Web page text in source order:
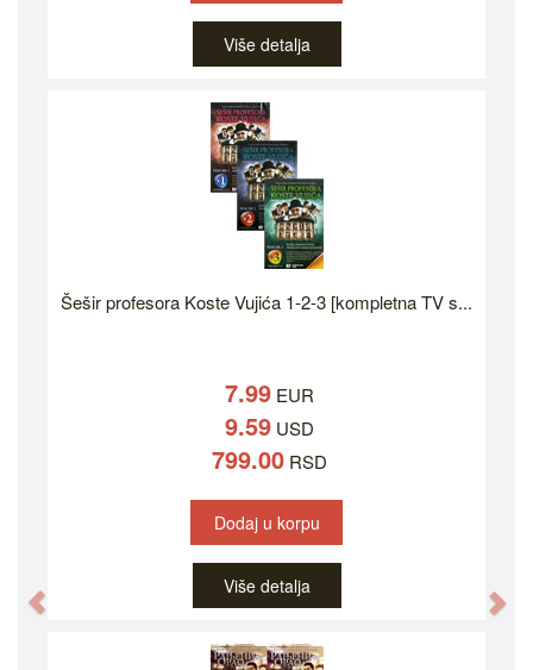
Više detalja
Šešir profesora Koste Vujića 1-2-3 [kompletna TV s...
7.99 EUR
9.59 USD
799.00 RSD
Dodaj u korpu
Više detalja